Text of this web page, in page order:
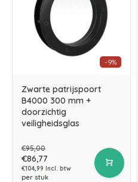
-9%
Zwarte patrijspoort
B4000 300 mm +
doorzichtig
veiligheidsglas
€95,00
€86,77
€104,99 Incl. btw
per stuk